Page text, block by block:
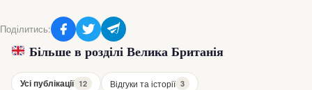
Поділитись:
Більше в розділі Велика Британія
Усі публікації 12 Відгуки та історії 3